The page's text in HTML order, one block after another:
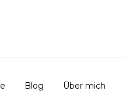
Blog Über mich